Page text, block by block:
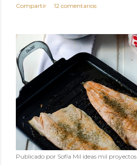
Compartir 12 comentarios
Publicado por Sofía Mil ideas mil proyectos